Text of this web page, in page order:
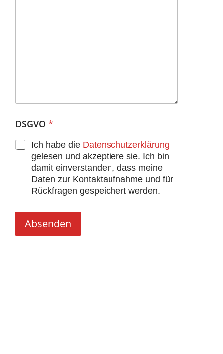
DSGVO *
Ich habe die Datenschutzerklärung
gelesen und akzeptiere sie. Ich bin
damit einverstanden, dass meine
Daten zur Kontaktaufnahme und für
Rückfragen gespeichert werden.
Absenden